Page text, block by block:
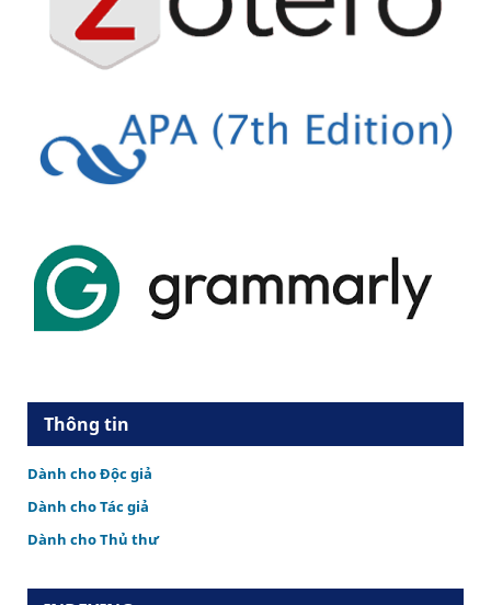
Thông tin
Dành cho Độc giả
Dành cho Tác giả
Dành cho Thủ thư